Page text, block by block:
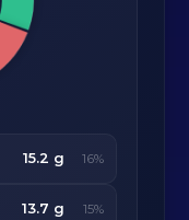
15.2 g 16%
13.7 g 15%